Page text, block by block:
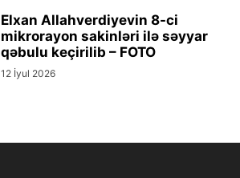
Elxan Allahverdiyevin 8-ci
mikrorayon sakinləri ilə səyyar
qəbulu keçirilib – FOTO
12 İyul 2026